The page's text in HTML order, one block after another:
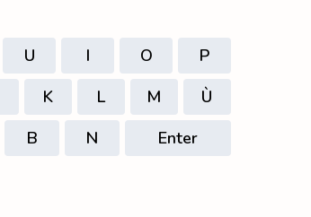
U I O
P
K L M
Ù
B N Enter